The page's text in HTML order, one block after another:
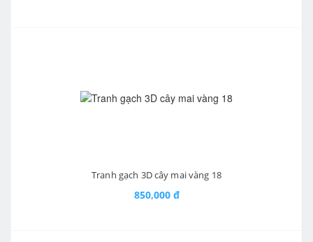
Tranh gạch 3D cây mai vàng 18
850,000 đ